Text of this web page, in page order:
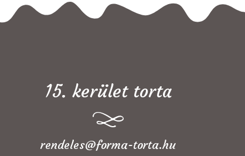
15. kerület torta
rendeles@forma-torta.hu